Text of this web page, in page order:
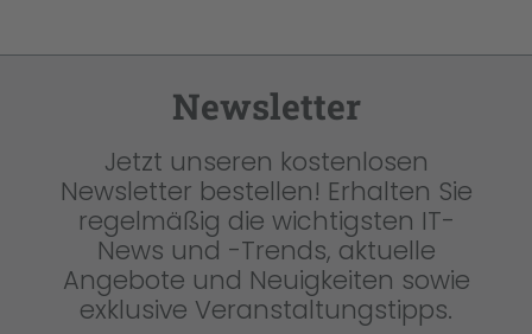
Newsletter
Jetzt unseren kostenlosen
Newsletter bestellen! Erhalten Sie
regelmäßig die wichtigsten IT-
News und -Trends, aktuelle
Angebote und Neuigkeiten sowie
exklusive Veranstaltungstipps.